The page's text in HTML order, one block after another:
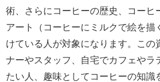
術、さらにコーヒーの歴史、コーヒ
アート（コーヒーにミルクで絵を描
けている人が対象になります。この
ナーやスタッフ、自宅でカフェやラ
たい人、趣味としてコーヒーの知識